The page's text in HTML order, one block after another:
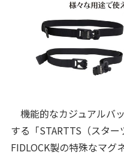
機能的なカジュアルバ
する「STARTTS（スタ
FIDLOCK製の特殊なマグ